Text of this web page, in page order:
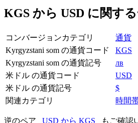
KGS から USD に関す
コンバージョンカテゴリ
通貨
Kyrgyzstani som の通貨コード
KGS
Kyrgyzstani som の通貨記号
лв
米ドル の通貨コード
USD
米ドル の通貨記号
$
関連カテゴリ
時間
逆のペア USD から KGS もご確認